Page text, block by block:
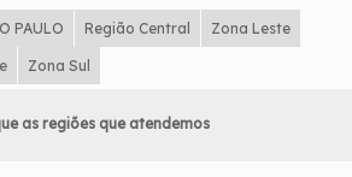
PAULO Região Central Zona Leste
Zona Sul
as regiões que atendemos